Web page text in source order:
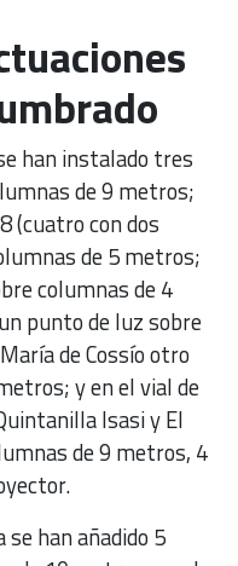
han instalado tres
de 9 metros;
(cuatro con dos
de 5 metros;
columnas de 4
punto de luz sobre
de Cossío otro
y en el vial de
Isasi y El
de 9 metros, 4
se han añadido 5